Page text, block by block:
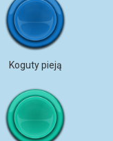
Koguty pieją